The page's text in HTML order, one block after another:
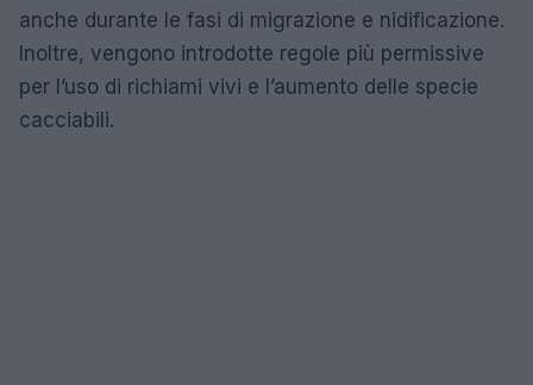
anche durante le fasi di migrazione e nidificazione.
Inoltre, vengono introdotte regole più permissive
per l’uso di richiami vivi e l’aumento delle specie
cacciabili.